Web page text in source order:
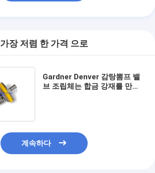
가장 저렴 한 가격 으로
Gardner Denver 감탕뽐프 밸
브 조립체는 합금 강재를 만들
계속하다